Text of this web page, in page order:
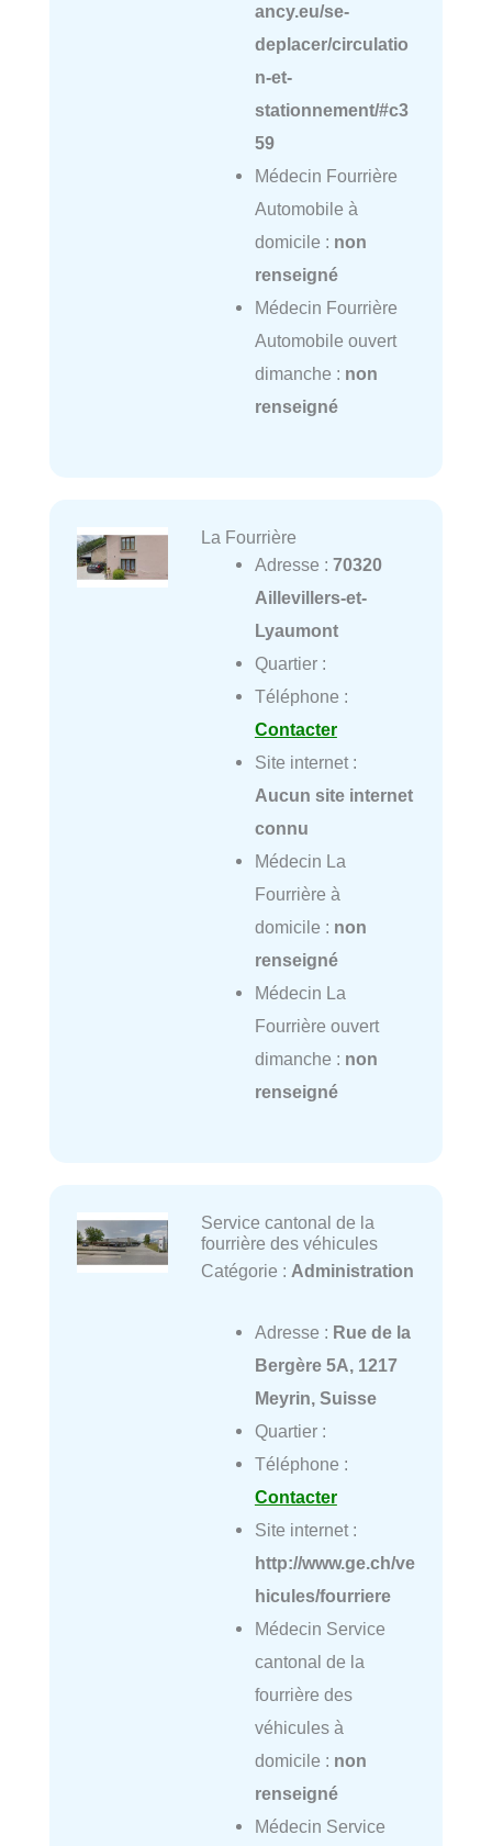
ancy.eu/se-
deplacer/circulatio
n-et-
stationnement/#c3
59
Médecin Fourrière
Automobile à
domicile : non
renseigné
Médecin Fourrière
Automobile ouvert
dimanche : non
renseigné
La Fourrière
Adresse : 70320
Aillevillers-et-
Lyaumont
Quartier :
Téléphone :
Contacter
Site internet :
Aucun site internet
connu
Médecin La
Fourrière à
domicile : non
renseigné
Médecin La
Fourrière ouvert
dimanche : non
renseigné
Service cantonal de la
fourrière des véhicules
Catégorie : Administration
Adresse : Rue de la
Bergère 5A, 1217
Meyrin, Suisse
Quartier :
Téléphone :
Contacter
Site internet :
http://www.ge.ch/ve
hicules/fourriere
Médecin Service
cantonal de la
fourrière des
véhicules à
domicile : non
renseigné
Médecin Service